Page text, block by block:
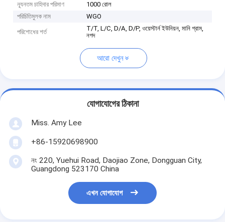
ন্যূনতম চাহিদার পরিমাণ
1000 রোল
পরিচিতিমুলক নাম
WGO
পরিশোধের শর্ত
T/T, L/C, D/A, D/P, ওয়েস্টার্ন ইউনিয়ন, মানি গ্রাম,
নগদ
আরো দেখুন
যোগাযোগের ঠিকানা
Miss. Amy Lee
+86-15920698900
নং 220, Yuehui Road, Daojiao Zone, Dongguan City,
Guangdong 523170 China
এখন যোগাযোগ